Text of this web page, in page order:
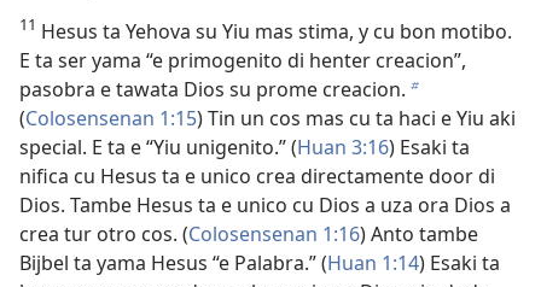
11 Hesus ta Yehova su Yiu mas stima, y cu bon motibo.
E ta ser yama “e primogenito di henter creacion”,
pasobra e tawata Dios su prome creacion. b
(Colosensenan 1:15) Tin un cos mas cu ta haci e Yiu aki
special. E ta e “Yiu unigenito.” (Huan 3:16) Esaki ta
nifica cu Hesus ta e unico crea directamente door di
Dios. Tambe Hesus ta e unico cu Dios a uza ora Dios a
crea tur otro cos. (Colosensenan 1:16) Anto tambe
Bijbel ta yama Hesus “e Palabra.” (Huan 1:14) Esaki ta